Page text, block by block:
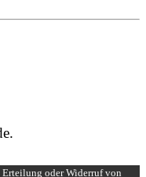
oder Widerruf von